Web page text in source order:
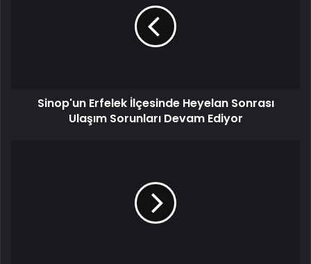
Sinop'un Erfelek İlçesinde Heyelan Sonrası
Ulaşım Sorunları Devam Ediyor